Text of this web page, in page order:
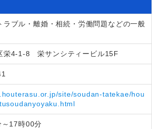
ラブル・離婚・相続・労働問題などの一般
栄4-1-8 栄サンシティービル15F
site/soudan-tatekae/hou
17時00分